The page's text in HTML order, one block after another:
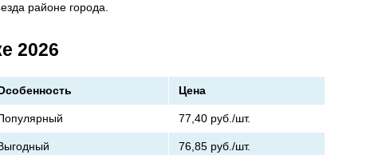
районе города.
2026
Цена
77,40 руб./шт.
76,85 руб./шт.